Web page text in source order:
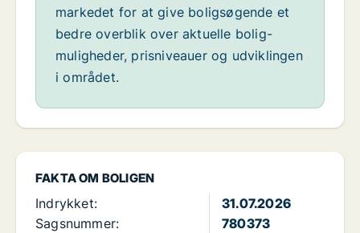
FAKTA OM BOLIGEN
Indrykket:
31.07.2026
Sagsnummer:
780373
markedet for at give boligsøgende et
bedre overblik over aktuelle bolig-
muligheder, prisniveauer og udviklingen
i området.